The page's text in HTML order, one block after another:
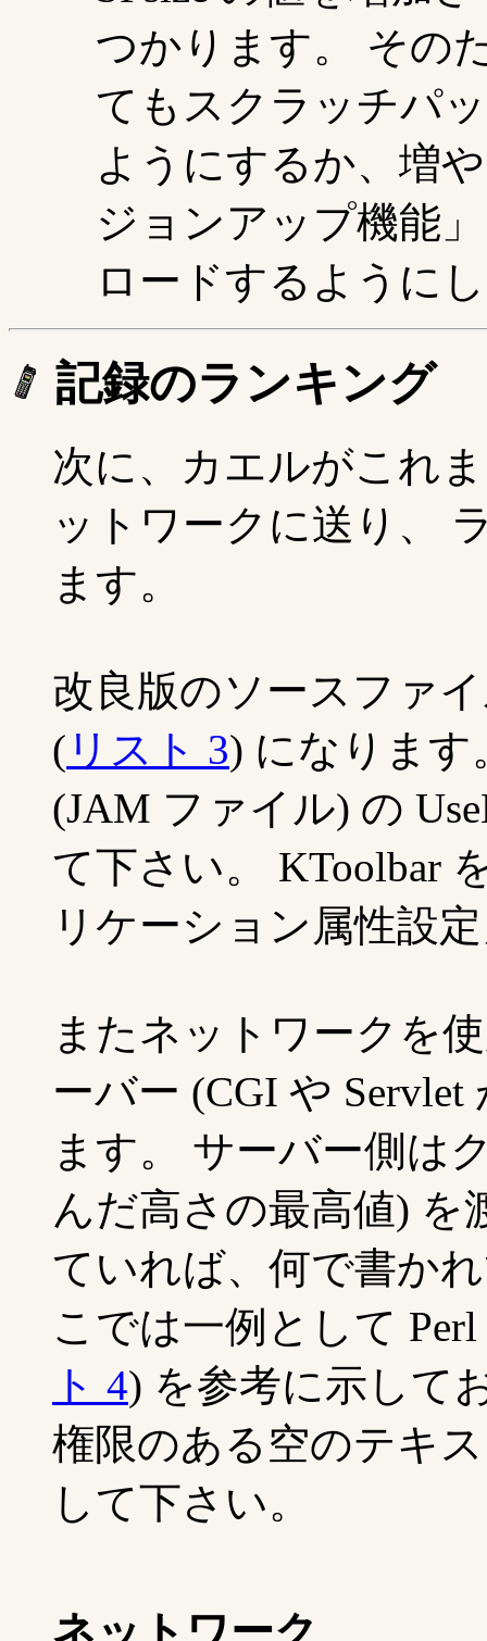
つかります。 その
てもスクラッチパ
ようにするか、増
ジョンアップ機能
ロードするように
記録のランキング
次に、カエルがこれ
ットワークに送り、
ます。
改良版のソースファイ
( リスト 3) になります
(JAM ファイル) の
て下さい。 KToolbar
リケーション属性設
またネットワークを
ーバー (CGI や
ます。 サーバー側は
んだ高さの最高値) を
ていれば、何で書か
こでは一例として
ト 4) を参考に示して
権限のある空のテキ
して下さい。